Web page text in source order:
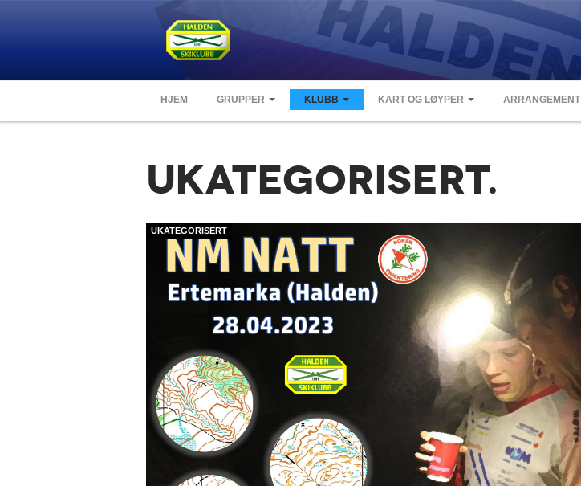
HJEM GRUPPER KLUBB KART OG LØYPER ARRANGEMENT
UKATEGORISERT
UKATEGORISERT